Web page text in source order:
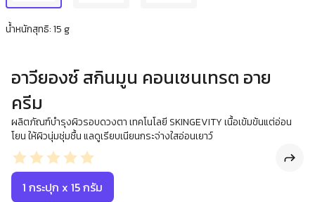
น้ำหนักสุทธิ: 15 g
อาวียองซ์ สกินมูน คอนเซนเทรต อาย
ครีม
ผลิตภัณฑ์บำรุงผิวรอบดวงตา เทคโนโลยี SKINGEVITY เนื้อเข้มข้นแต่อ่อน
โยน ให้ผิวนุ่มชุ่มชื้น แลดูเรียบเนียนกระจ่างใสอ่อนเยาว์
1 กระปุก x 15 กรัม